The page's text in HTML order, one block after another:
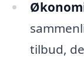
tilbud,